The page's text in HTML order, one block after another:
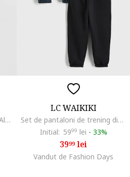
Set de camasa si bermude, Alb fildes/Albastru glaciar
LC WAIKIKI
Set de pantaloni de trening din amestec de bumbac - 2 perechi, Gri carbune
Initial: 5999 lei - 33%
3999lei
Vandut de Fashion Days